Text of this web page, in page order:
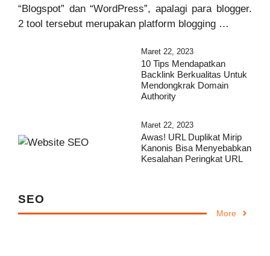
“Blogspot” dan “WordPress”, apalagi para blogger.
2 tool tersebut merupakan platform blogging …
Maret 22, 2023
10 Tips Mendapatkan
Backlink Berkualitas Untuk
Mendongkrak Domain
Authority
Maret 22, 2023
Awas! URL Duplikat Mirip
Kanonis Bisa Menyebabkan
Kesalahan Peringkat URL
SEO
More